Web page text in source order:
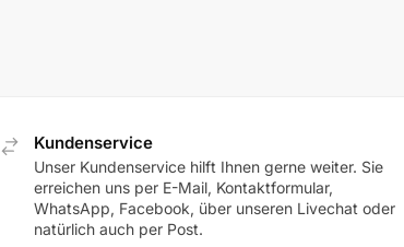
Kundenservice
Unser Kundenservice hilft Ihnen gerne weiter. Sie
erreichen uns per E-Mail, Kontaktformular,
WhatsApp, Facebook, über unseren Livechat oder
natürlich auch per Post.